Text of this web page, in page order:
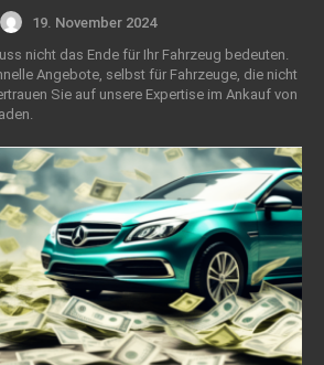
19. November 2024
nicht das Ende für Ihr Fahrzeug bedeuten.
Angebote, selbst für Fahrzeuge, die nicht
Sie auf unsere Expertise im Ankauf von